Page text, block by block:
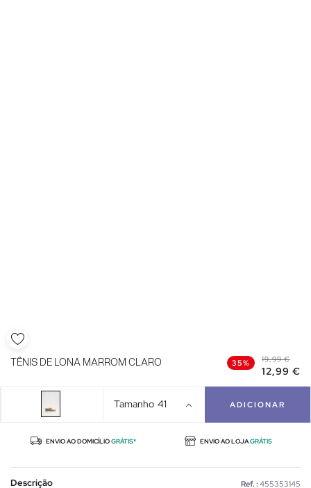
TÊNIS DE LONA MARROM CLARO 35% 19,99 €
12,99 €
Tamanho 41 ADICIONAR
ENVIO AO DOMICÍLIOGRÁTIS* ENVIO AO LOJAGRÁTIS
Descrição Ref. : 455353145